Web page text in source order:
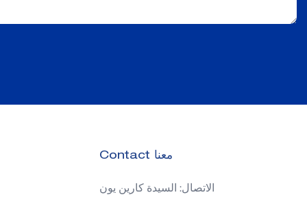
Contact معنا
الاتصال: السيدة كارين يون